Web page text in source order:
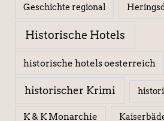
Geschichte regional
Historische Hotels
historische hotels oesterreich
historischer Krimi
K & K Monarchie